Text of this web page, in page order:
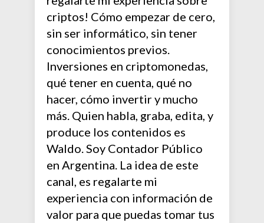
criptos! Cómo empezar de cero,
sin ser informático, sin tener
conocimientos previos.
Inversiones en criptomonedas,
qué tener en cuenta, qué no
hacer, cómo invertir y mucho
más. Quien habla, graba, edita, y
produce los contenidos es
Waldo. Soy Contador Público
en Argentina. La idea de este
canal, es regalarte mi
experiencia con información de
valor para que puedas tomar tus